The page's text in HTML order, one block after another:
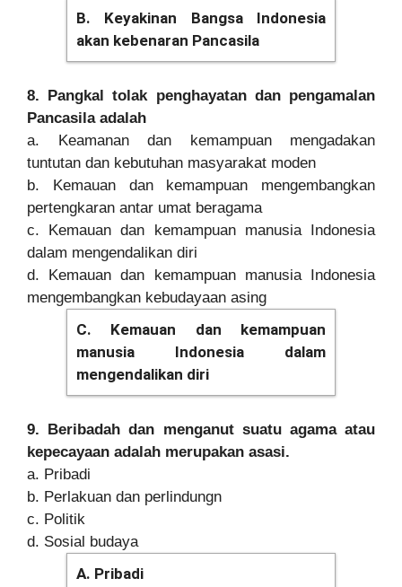
B. Keyakinan Bangsa Indonesia
akan kebenaran Pancasila
8. Pangkal tolak penghayatan dan pengamalan
Pancasila adalah
a. Keamanan dan kemampuan mengadakan
tuntutan dan kebutuhan masyarakat moden
b. Kemauan dan kemampuan mengembangkan
pertengkaran antar umat beragama
c. Kemauan dan kemampuan manusia Indonesia
dalam mengendalikan diri
d. Kemauan dan kemampuan manusia Indonesia
mengembangkan kebudayaan asing
C. Kemauan dan kemampuan
manusia Indonesia dalam
mengendalikan diri
9. Beribadah dan menganut suatu agama atau
kepecayaan adalah merupakan asasi.
a. Pribadi
b. Perlakuan dan perlindungn
c. Politik
d. Sosial budaya
A. Pribadi